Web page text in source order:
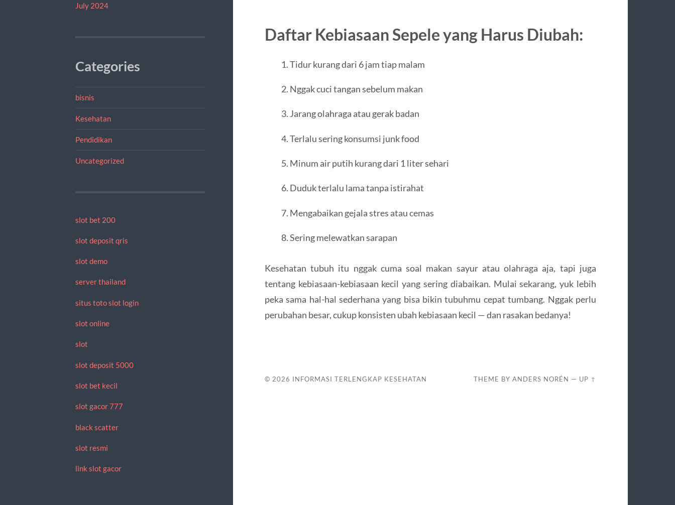
July 2024
Categories
bisnis
Kesehatan
Pendidikan
Uncategorized
slot bet 200
slot deposit qris
slot demo
server thailand
situs toto slot login
slot online
slot
slot deposit 5000
slot bet kecil
slot gacor 777
black scatter
slot resmi
link slot gacor
Daftar Kebiasaan Sepele yang Harus Diubah:
Tidur kurang dari 6 jam tiap malam
Nggak cuci tangan sebelum makan
Jarang olahraga atau gerak badan
Terlalu sering konsumsi junk food
Minum air putih kurang dari 1 liter sehari
Duduk terlalu lama tanpa istirahat
Mengabaikan gejala stres atau cemas
Sering melewatkan sarapan
Kesehatan tubuh itu nggak cuma soal makan sayur atau olahraga aja, tapi juga
tentang kebiasaan-kebiasaan kecil yang sering diabaikan. Mulai sekarang, yuk lebih
peka sama hal-hal sederhana yang bisa bikin tubuhmu cepat tumbang. Nggak perlu
perubahan besar, cukup konsisten ubah kebiasaan kecil — dan rasakan bedanya!
© 2026 INFORMASI TERLENGKAP KESEHATAN THEME BYANDERS NORÉN — UP ↑